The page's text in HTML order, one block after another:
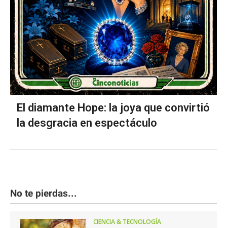
El diamante Hope: la joya que convirtió
la desgracia en espectáculo
No te pierdas...
CIENCIA & TECNOLOGÍA